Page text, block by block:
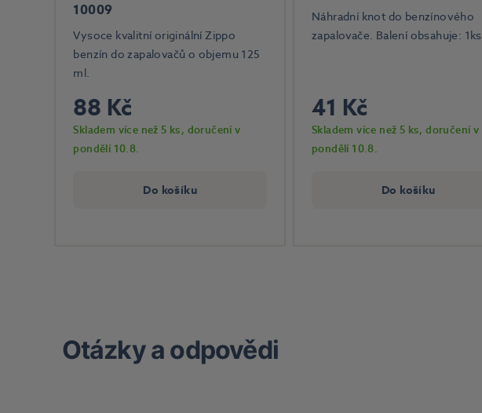
10009
Vysoce kvalitní originální Zippo
benzín do zapalovačů o objemu 125
ml.
88 Kč
Skladem více než 5 ks, doručení v
pondělí 10.8.
Do košíku
Náhradní knot do benzínového
zapalovače. Balení obsahuje: 1ks
41 Kč
Skladem více než 5 ks, doručení v
pondělí 10.8.
Do košíku
Otázky a odpovědi